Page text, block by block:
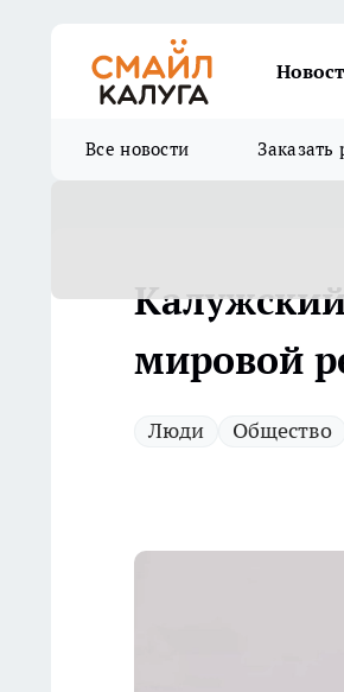
Все новости Заказать
мировой
Люди Общество